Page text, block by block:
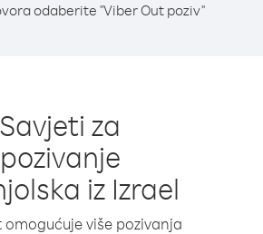
odaberite "Viber Out poziv"
Savjeti za
pozivanje
iz Izrael
omogućuje više pozivanja